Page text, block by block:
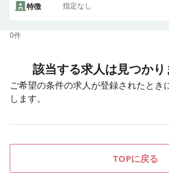
特徴 指定なし
0件
該当する求人は見つか
ご希望の条件の求人が登録されたとき
します。
TOPに戻る